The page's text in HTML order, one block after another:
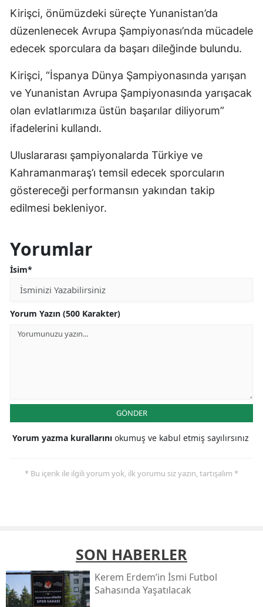
Kirişci, önümüzdeki süreçte Yunanistan’da
düzenlenecek Avrupa Şampiyonası’nda mücadele
edecek sporculara da başarı dileğinde bulundu.
Kirişci, “İspanya Dünya Şampiyonasında yarışan
ve Yunanistan Avrupa Şampiyonasında yarışacak
olan evlatlarımıza üstün başarılar diliyorum”
ifadelerini kullandı.
Uluslararası şampiyonalarda Türkiye ve
Kahramanmaraş’ı temsil edecek sporcuların
göstereceği performansın yakından takip
edilmesi bekleniyor.
Yorumlar
İsim*
Yorum Yazın (500 Karakter)
GÖNDER
Yorum yazma kurallarını okumuş ve kabul etmiş sayılırsınız
* Bu içerik ile ilgili yorum yok, ilk yorumu siz yazın, tartışalım *
SON HABERLER
Kerem Erdem’in İsmi Futbol
Sahasında Yaşatılacak